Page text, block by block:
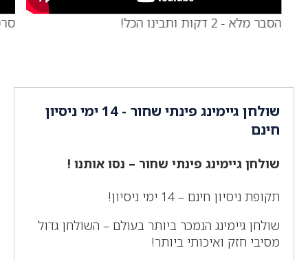
הסבר מלא - 2 דקות ותבינו הכל! סרטון
שולחן גיימינג פינתי שחור - 14 ימי ניסיון
חינם
שולחן גיימינג פינתי שחור – נסו אותנו !
תקופת ניסיון חינם – 14 ימי ניסיון!
שולחן גיימינג הנמכר ביותר בעולם – השולחן גדול
מסיבי חזק ואיכותי ביותר!